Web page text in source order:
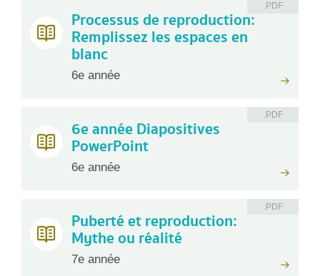
.PDF
Processus de reproduction:
Remplissez les espaces en
blanc
6e année
.PDF
6e année Diapositives
PowerPoint
6e année
.PDF
Puberté et reproduction:
Mythe ou réalité
7e année